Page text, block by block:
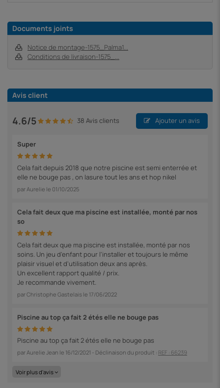
Documents joints
Notice de montage-1575_Palma1...
Conditions de livraison-1575_...
Avis client
4.6/5 38 Avis clients Ajouter un avis
Super
Cela fait depuis 2018 que notre piscine est semi enterrée et
elle ne bouge pas , on lasure tout les ans et hop nikel
par Aurelie le 01/10/2025
Cela fait deux que ma piscine est installée, monté par nos
so
Cela fait deux que ma piscine est installée, monté par nos
soins. Un jeu d'enfant pour l'installer et toujours le même
plaisir visuel et d'utilisation deux ans après.
Un excellent rapport qualité / prix.
Je recommande vivement.
parChristophe Gastelais le 17/06/2022
Piscine au top ça fait 2 étés elle ne bouge pas
Piscine au top ça fait 2 étés elle ne bouge pas
parAurelie Jean le 16/12/2021 - Déclinaison du produit : REF : 66239
Voir plus d'avis